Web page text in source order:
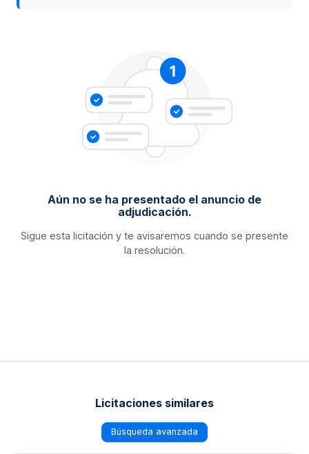
Aún no se ha presentado el anuncio de
adjudicación.
Sigue esta licitación y te avisaremos cuando se presente
la resolución.
Licitaciones similares
Búsqueda avanzada